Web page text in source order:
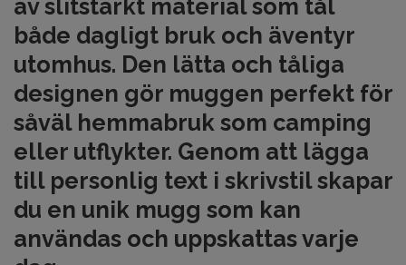
av slitstarkt material som tål
både dagligt bruk och äventyr
utomhus. Den lätta och tåliga
designen gör muggen perfekt för
såväl hemmabruk som camping
eller utflykter. Genom att lägga
till personlig text i skrivstil skapar
du en unik mugg som kan
användas och uppskattas varje